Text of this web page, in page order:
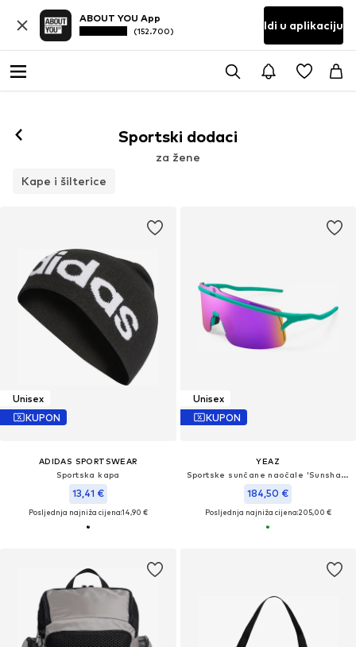
ABOUT YOU App
(152.700) Idi u aplikaciju
Sportski dodaci
za žene
Kape i šilterice
Unisex
KUPON
ADIDAS SPORTSWEAR
Sportska kapa
13,41 €
Posljednja najniža cijena:14,90 €
Unisex
KUPON
YEAZ
Sportske sunčane naočale 'Sunshade'
184,50 €
Posljednja najniža cijena:205,00 €